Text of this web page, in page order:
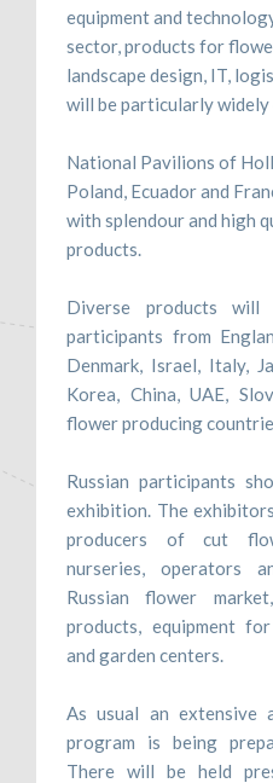
equipment and
sector, products for
landscape design, IT,
will be particularly widely
National Pavilions of
Poland, Ecuador and
with splendour and high
products.
Diverse products
participants from
Denmark, Israel, Italy,
Korea, China, UAE,
flower producing
Russian participants
exhibition. The
producers of cut
nurseries, operators
Russian flower
products, equipment
and garden centers.
As usual an extensive
program is being
There will be held